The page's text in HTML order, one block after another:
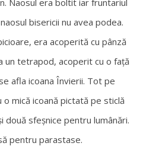
bisericii nu avea podea.
era acoperită cu pânză
un tetrapod, acoperit cu o față
afla icoana Învierii. Tot pe
mică icoană pictată pe sticlă
două sfeșnice pentru lumânări.
pentru parastase.